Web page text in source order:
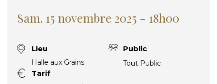
Sam. 15 novembre 2025 - 18h00
Lieu
Halle aux Grains
Public
Tout Public
Tarif